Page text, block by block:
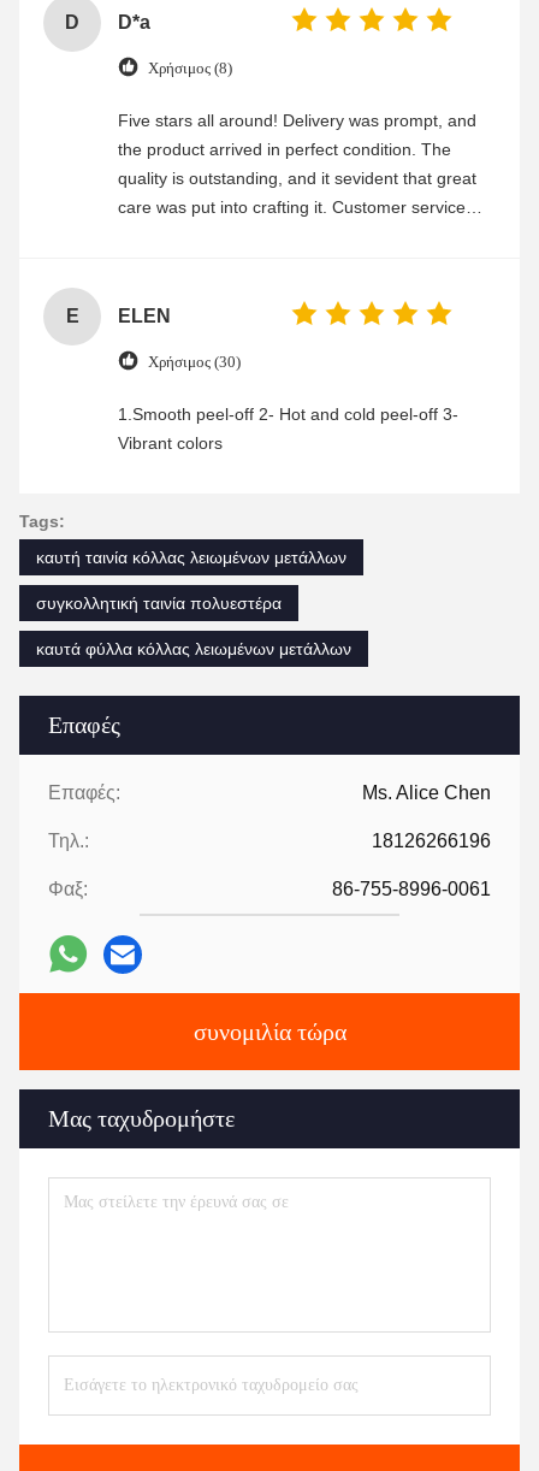
Επαφές
Επαφές: Ms. Alice Chen
Τηλ.: 18126266196
Φαξ: 86-755-8996-0061
συνομιλία τώρα
Μας ταχυδρομήστε
D D*a
Χρήσιμος (8)
Five stars all around! Delivery was prompt, and
the product arrived in perfect condition. The
quality is outstanding, and it sevident that great
care was put into crafting it. Customer service
E ELEN
Χρήσιμος (30)
1.Smooth peel-off 2- Hot and cold peel-off 3-
Vibrant colors
Tags:
καυτή ταινία κόλλας λειωμένων μετάλλων
συγκολλητική ταινία πολυεστέρα
καυτά φύλλα κόλλας λειωμένων μετάλλων